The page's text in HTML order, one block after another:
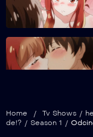
Home / Tv Shows /
de!? / Season 1 /